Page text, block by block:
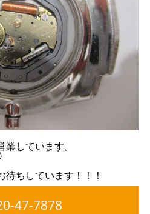
しています。
ちしています！！！
47-7878